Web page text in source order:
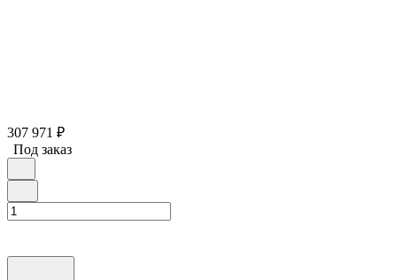
307 971 ₽
Под заказ